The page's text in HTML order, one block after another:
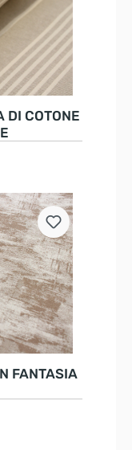
DI COTONE
FANTASIA